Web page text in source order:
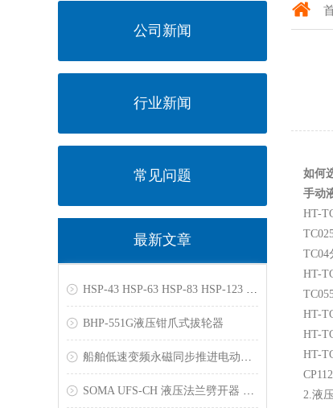
公司新闻
行业新闻
常见问题
最新文章
HSP-43 HSP-63 HSP-83 HSP-123 HSP-203 HSP-303一体式三爪液压拉马
BHP-551G液压钳爪式拔轮器
船舶低速变频永磁同步推进电动机双电机共轴电力推进系统
SOMA UFS-CH 液压法兰劈开器 资料下载
如何
手动
HT-
TC04
HT-
HT-
HT-
HT-
2.液